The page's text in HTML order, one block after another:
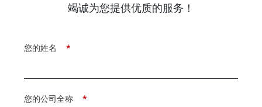
竭诚为您提供优质的服务！
*
您的姓名
*
您的公司全称